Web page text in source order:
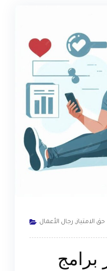
حق الامتياز, رجال الأعمال
برامج